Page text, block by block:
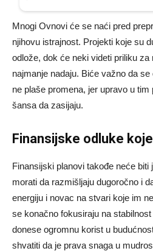
Mnogi Ovnovi će se naći pred
njihovu istrajnost. Projekti koje su
odlože, dok će neki videti priliku
najmanje nadaju. Biće važno da
ne plaše promena, jer upravo u
šansa da zasijaju.
Finansijske odluke
Finansijski planovi takođe neće
morati da razmišljaju dugoročno i
energiju i novac na stvari koje im
se konačno fokusiraju na
donese ogromnu korist u
shvatiti da je prava snaga u